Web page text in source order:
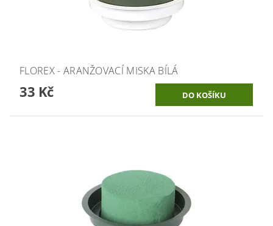
FLOREX - ARANŽOVACÍ MISKA BÍLÁ
33 Kč